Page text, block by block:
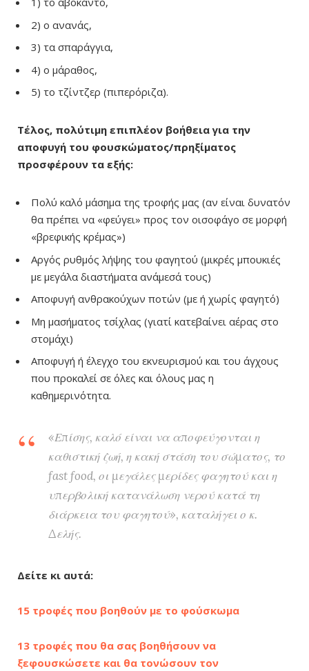
2) ο ανανάς,
3) τα σπαράγγια,
4) ο μάραθος,
5) το τζίντζερ (πιπερόριζα).
Τέλος, πολύτιμη επιπλέον βοήθεια για την
αποφυγή του φουσκώματος/πρηξίματος
προσφέρουν τα εξής:
Πολύ καλό μάσημα της τροφής μας (αν είναι δυνατόν
θα πρέπει να «φεύγει» προς τον οισοφάγο σε μορφή
«βρεφικής κρέμας»)
Αργός ρυθμός λήψης του φαγητού (μικρές μπουκιές
με μεγάλα διαστήματα ανάμεσά τους)
Αποφυγή ανθρακούχων ποτών (με ή χωρίς φαγητό)
Μη μασήματος τσίχλας (γιατί κατεβαίνει αέρας στο
στομάχι)
Αποφυγή ή έλεγχο του εκνευρισμού και του άγχους
που προκαλεί σε όλες και όλους μας η
καθημερινότητα.
«Επίσης, καλό είναι να αποφεύγονται η
καθιστική ζωή, η κακή στάση του σώματος, το
fast food, οι μεγάλες μερίδες φαγητού και η
υπερβολική κατανάλωση νερού κατά τη
διάρκεια του φαγητού», καταλήγει ο κ.
Δελής.
Δείτε κι αυτά:
15 τροφές που βοηθούν με το φούσκωμα
13 τροφές που θα σας βοηθήσουν να
ξεφουσκώσετε και θα τονώσουν τον